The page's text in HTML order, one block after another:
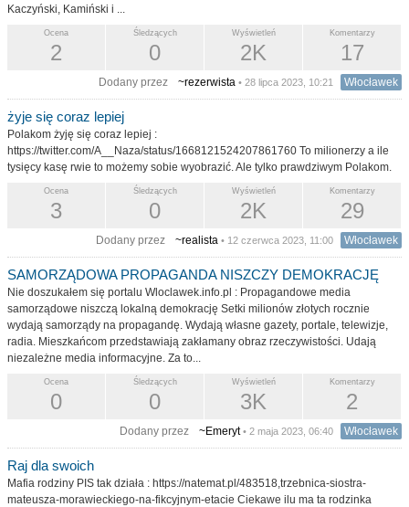
Kaczyński, Kamiński i ...
Komentarzy
17
Wyświetleń
2K
Śledzących
0
Ocena
2
Dodany przez ~rezerwista • 28 lipca 2023, 10:21 Włocławek
żyje się coraz lepiej
Polakom żyję się coraz lepiej :
https://twitter.com/A__Naza/status/1668121524207861760 To milionerzy a ile
tysięcy kasę rwie to możemy sobie wyobrazić. Ale tylko prawdziwym Polakom.
Komentarzy
29
Wyświetleń
2K
Śledzących
0
Ocena
3
Dodany przez ~realista • 12 czerwca 2023, 11:00 Włocławek
SAMORZĄDOWA PROPAGANDA NISZCZY DEMOKRACJĘ
Nie doszukałem się portalu Wloclawek.info.pl : Propagandowe media
samorządowe niszczą lokalną demokrację Setki milionów złotych rocznie
wydają samorządy na propagandę. Wydają własne gazety, portale, telewizje,
radia. Mieszkańcom przedstawiają zakłamany obraz rzeczywistości. Udają
niezależne media informacyjne. Za to...
Komentarzy
2
Wyświetleń
3K
Śledzących
0
Ocena
0
Dodany przez ~Emeryt• 2 maja 2023, 06:40 Włocławek
Raj dla swoich
Mafia rodziny PIS tak działa : https://natemat.pl/483518,trzebnica-siostra-
mateusza-morawieckiego-na-fikcyjnym-etacie Ciekawe ilu ma ta rodzinka